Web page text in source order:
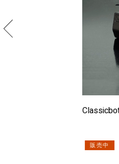
Classicbot Classic (ブラック)
3,300